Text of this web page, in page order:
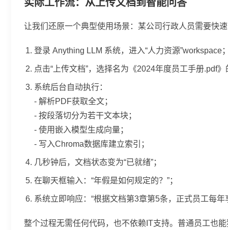
实际工作流：从上传文档到智能问答
让我们还原一个典型使用场景：某公司行政人员需要快
登录 Anything LLM 系统，进入“人力资源”workspace
点击“上传文档”，选择名为《2024年度员工手册.pdf
系统后台自动执行：
- 解析PDF获取全文；
- 按段落切分为若干文本块；
- 使用嵌入模型生成向量；
- 写入Chroma数据库建立索引；
几秒钟后，文档状态变为“已就绪”；
在聊天框输入：“年假是如何规定的？”；
系统立即响应：“根据文档第3章第5条，正式员工每
整个过程无需任何代码，也不依赖IT支持。普通员工也